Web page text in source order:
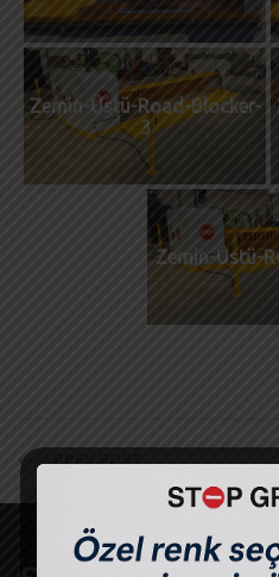
Zemin-Üstü-Road-Blocker-
3
Zemin-Üstü-
PREV POST